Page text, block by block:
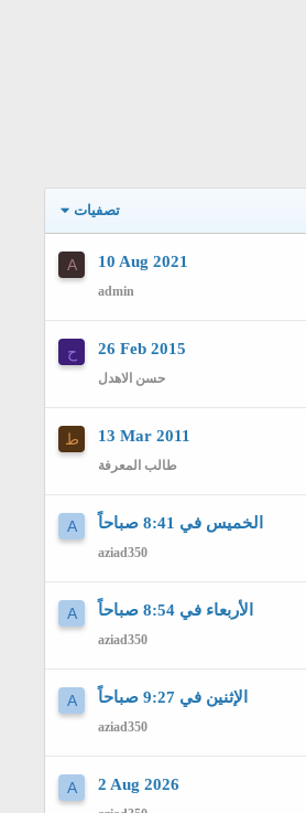
تصفيات
10 Aug 2021
admin
A
26 Feb 2015
حسن الاهدل
ح
13 Mar 2011
طالب المعرفة
ط
الخميس في 8:41 صباحاً
aziad350
A
الأربعاء في 8:54 صباحاً
aziad350
A
الإثنين في 9:27 صباحاً
aziad350
A
2 Aug 2026
A